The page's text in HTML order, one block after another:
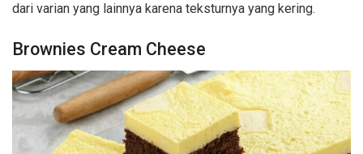
dari varian yang lainnya karena teksturnya yang kering.
Brownies Cream Cheese